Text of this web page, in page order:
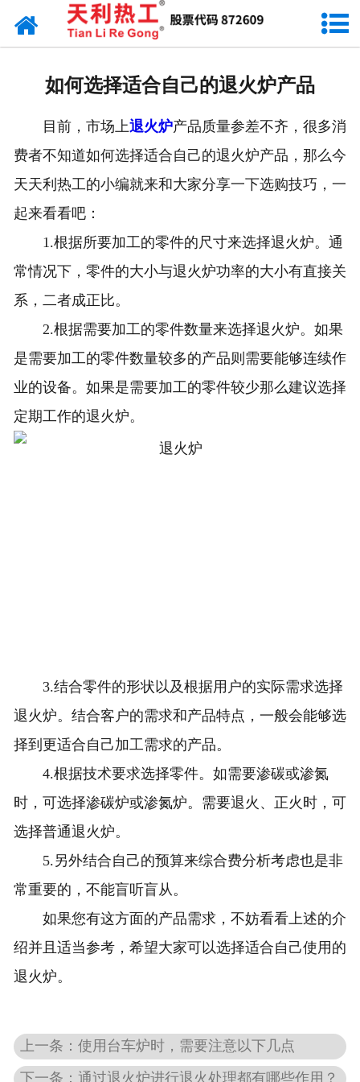
网站首页
如何选择适合自己的退火炉产品
目前，市场上退火炉产品质量参差不齐，很多消
费者不知道如何选择适合自己的退火炉产品，那么今
天天利热工的小编就来和大家分享一下选购技巧，一
起来看看吧：
1.根据所要加工的零件的尺寸来选择退火炉。通
常情况下，零件的大小与退火炉功率的大小有直接关
系，二者成正比。
2.根据需要加工的零件数量来选择退火炉。如果
是需要加工的零件数量较多的产品则需要能够连续作
业的设备。如果是需要加工的零件较少那么建议选择
定期工作的退火炉。
3.结合零件的形状以及根据用户的实际需求选择
退火炉。结合客户的需求和产品特点，一般会能够选
择到更适合自己加工需求的产品。
4.根据技术要求选择零件。如需要渗碳或渗氮
时，可选择渗碳炉或渗氮炉。需要退火、正火时，可
选择普通退火炉。
5.另外结合自己的预算来综合费分析考虑也是非
常重要的，不能盲听盲从。
如果您有这方面的产品需求，不妨看看上述的介
绍并且适当参考，希望大家可以选择适合自己使用的
退火炉。
上一条：使用台车炉时，需要注意以下几点
下一条：通过退火炉进行退火处理都有哪些作用？